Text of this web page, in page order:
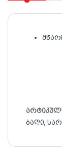
ბაღი,